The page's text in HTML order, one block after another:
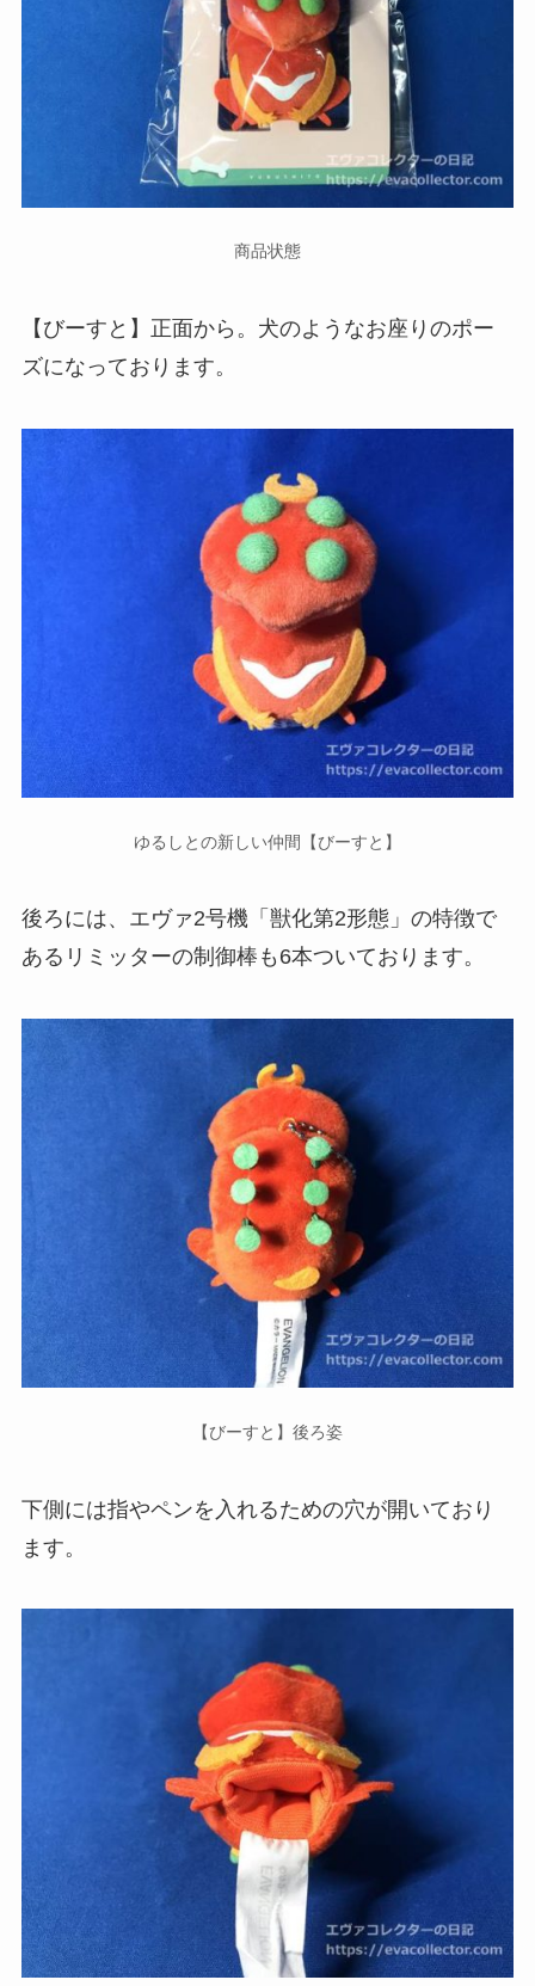
商品状態
【びーすと】正面から。犬のようなお座りのポー
ズになっております。
ゆるしとの新しい仲間【びーすと】
後ろには、エヴァ2号機「獣化第2形態」の特徴で
あるリミッターの制御棒も6本ついております。
【びーすと】後ろ姿
下側には指やペンを入れるための穴が開いており
ます。